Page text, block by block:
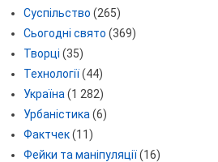
Суспільство (265)
Сьогодні свято (369)
Творці (35)
Технології(44)
Україна (1 282)
Урбаністика (6)
Фактчек(11)
Фейки та маніпуляції(16)